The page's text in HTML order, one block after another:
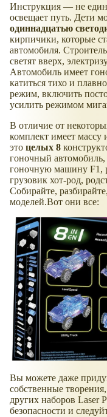
Инструкция — не
освещает путь. Дети
одиннадцатью
кирпичики, которые
автомобиля.
светят вверх,
Автомобиль имеет
катиться тихо и
режим, включить
усилить режимом
В отличие от
комплект имеет
это целых 8
гоночный
гоночную машину F1,
грузовик хот-род,
Собирайте,
моделей.Вот они все:
Вы можете даже
собственные
других наборов Laser
безопасности и